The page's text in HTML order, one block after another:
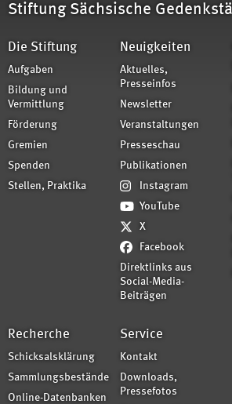
Stiftung Sächsische
Die Stiftung
Aufgaben
Bildung und
Vermittlung
Förderung
Gremien
Spenden
Stellen, Praktika
Neuigkeiten
Aktuelles,
Presseinfos
Newsletter
Veranstaltungen
Presseschau
Publikationen
Instagram
YouTube
X
Facebook
Direktlinks aus
Social-Media-
Beiträgen
Recherche
Schicksalsklärung
Sammlungsbestände
Online-Datenbanken
Service
Kontakt
Downloads,
Pressefotos